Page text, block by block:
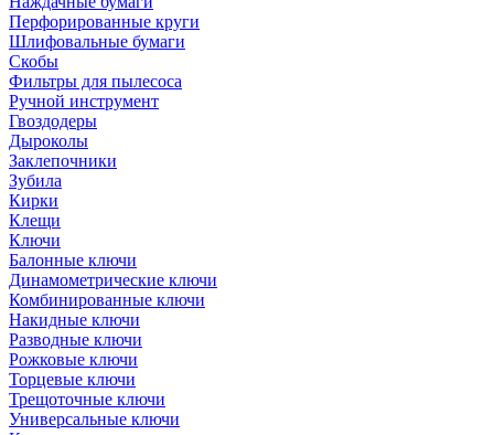
Перфорированные круги
Шлифовальные бумаги
Скобы
Фильтры для пылесоса
Ручной инструмент
Гвоздодеры
Дыроколы
Заклепочники
Зубила
Кирки
Клещи
Ключи
Балонные ключи
Динамометрические ключи
Комбинированные ключи
Накидные ключи
Разводные ключи
Рожковые ключи
Торцевые ключи
Трещоточные ключи
Универсальные ключи